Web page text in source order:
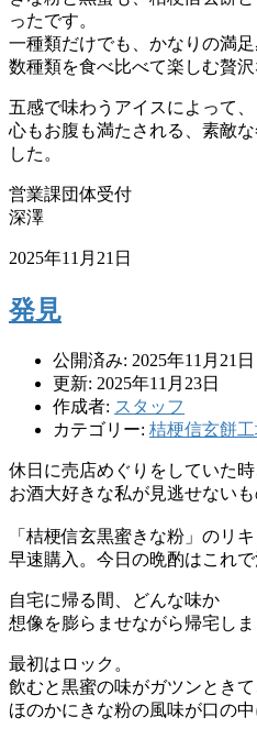
ったです。
一種類だけでも、かなりの満足
数種類を食べ比べて楽しむ贅
五感で味わうアイスによって、
心もお腹も満たされる、素敵
した。
営業課団体受付
深澤
2025年11月21日
発見
公開済み: 2025年11月21日
更新: 2025年11月23日
作成者: スタッフ
カテゴリー: 桔梗信玄餅
休日に売店めぐりをしていた時
お酒大好きな私が見逃せないも
「桔梗信玄黒蜜きな粉」のリキ
早速購入。今日の晩酌はこれで
自宅に帰る間、どんな味か
想像を膨らませながら帰宅しま
最初はロック。
飲むと黒蜜の味がガツンときて
ほのかにきな粉の風味が口の中